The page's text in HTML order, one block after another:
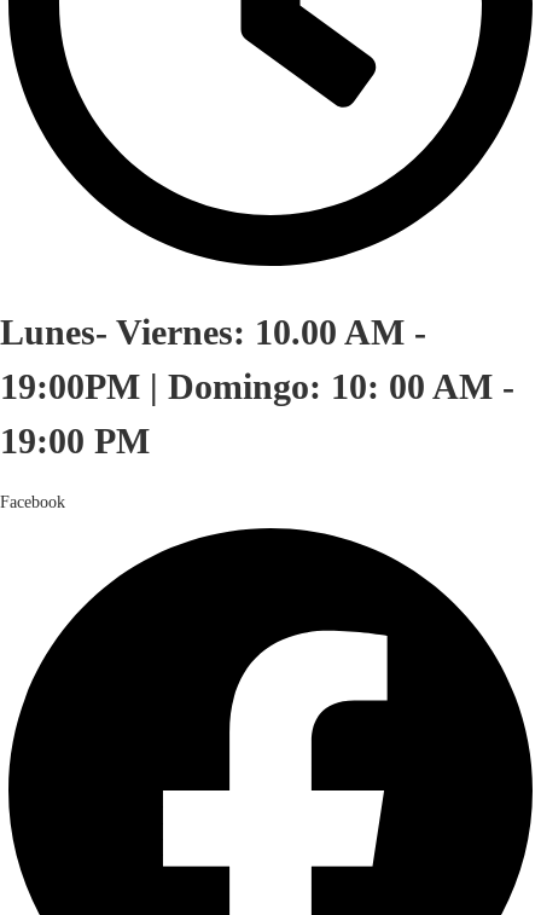
Lunes- Viernes: 10.00 AM -
19:00PM | Domingo: 10: 00 AM -
19:00 PM
Facebook